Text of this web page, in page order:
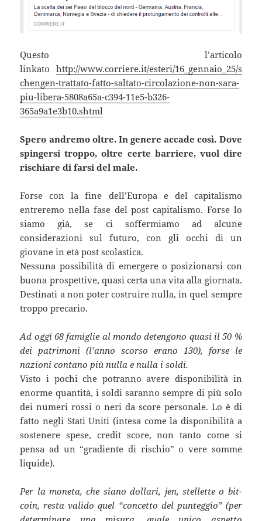
Questo l’articolo
linkato http://www.corriere.it/esteri/16_gennaio_25/s
chengen-trattato-fatto-saltato-circolazione-non-sara-
piu-libera-5808a65a-c394-11e5-b326-
365a9a1e3b10.shtml
Spero andremo oltre. In genere accade così. Dove
spingersi troppo, oltre certe barriere, vuol dire
rischiare di farsi del male.
Forse con la fine dell’Europa e del capitalismo
entreremo nella fase del post capitalismo. Forse lo
siamo già, se ci soffermiamo ad alcune
considerazioni sul futuro, con gli occhi di un
giovane in età post scolastica.
Nessuna possibilità di emergere o posizionarsi con
buona prospettive, quasi certa una vita alla giornata.
Destinati a non poter costruire nulla, in quel sempre
troppo precario.
Ad oggi 68 famiglie al mondo detengono quasi il 50 %
dei patrimoni (l’anno scorso erano 130), forse le
nazioni contano più nulla e nulla i soldi.
Visto i pochi che potranno avere disponibilità in
enorme quantità, i soldi saranno sempre di più solo
dei numeri rossi o neri da score personale. Lo è di
fatto negli Stati Uniti (intesa come la disponibilità a
sostenere spese, credit score, non tanto come si
pensa ad un “gradiente di rischio” o vere somme
liquide).
Per la moneta, che siano dollari, jen, stellette o bit-
coin, resta valido quel “concetto del punteggio” (per